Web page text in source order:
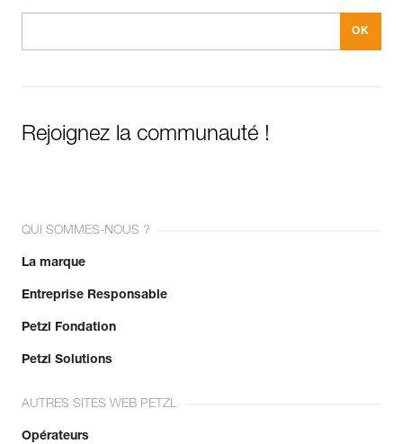
Rejoignez la communauté !
QUI SOMMES-NOUS ?
La marque
Entreprise Responsable
Petzl Fondation
Petzl Solutions
AUTRES SITES WEB PETZL
Opérateurs